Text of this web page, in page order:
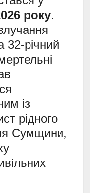
року.
32-річний
із
рідного
Сумщини,